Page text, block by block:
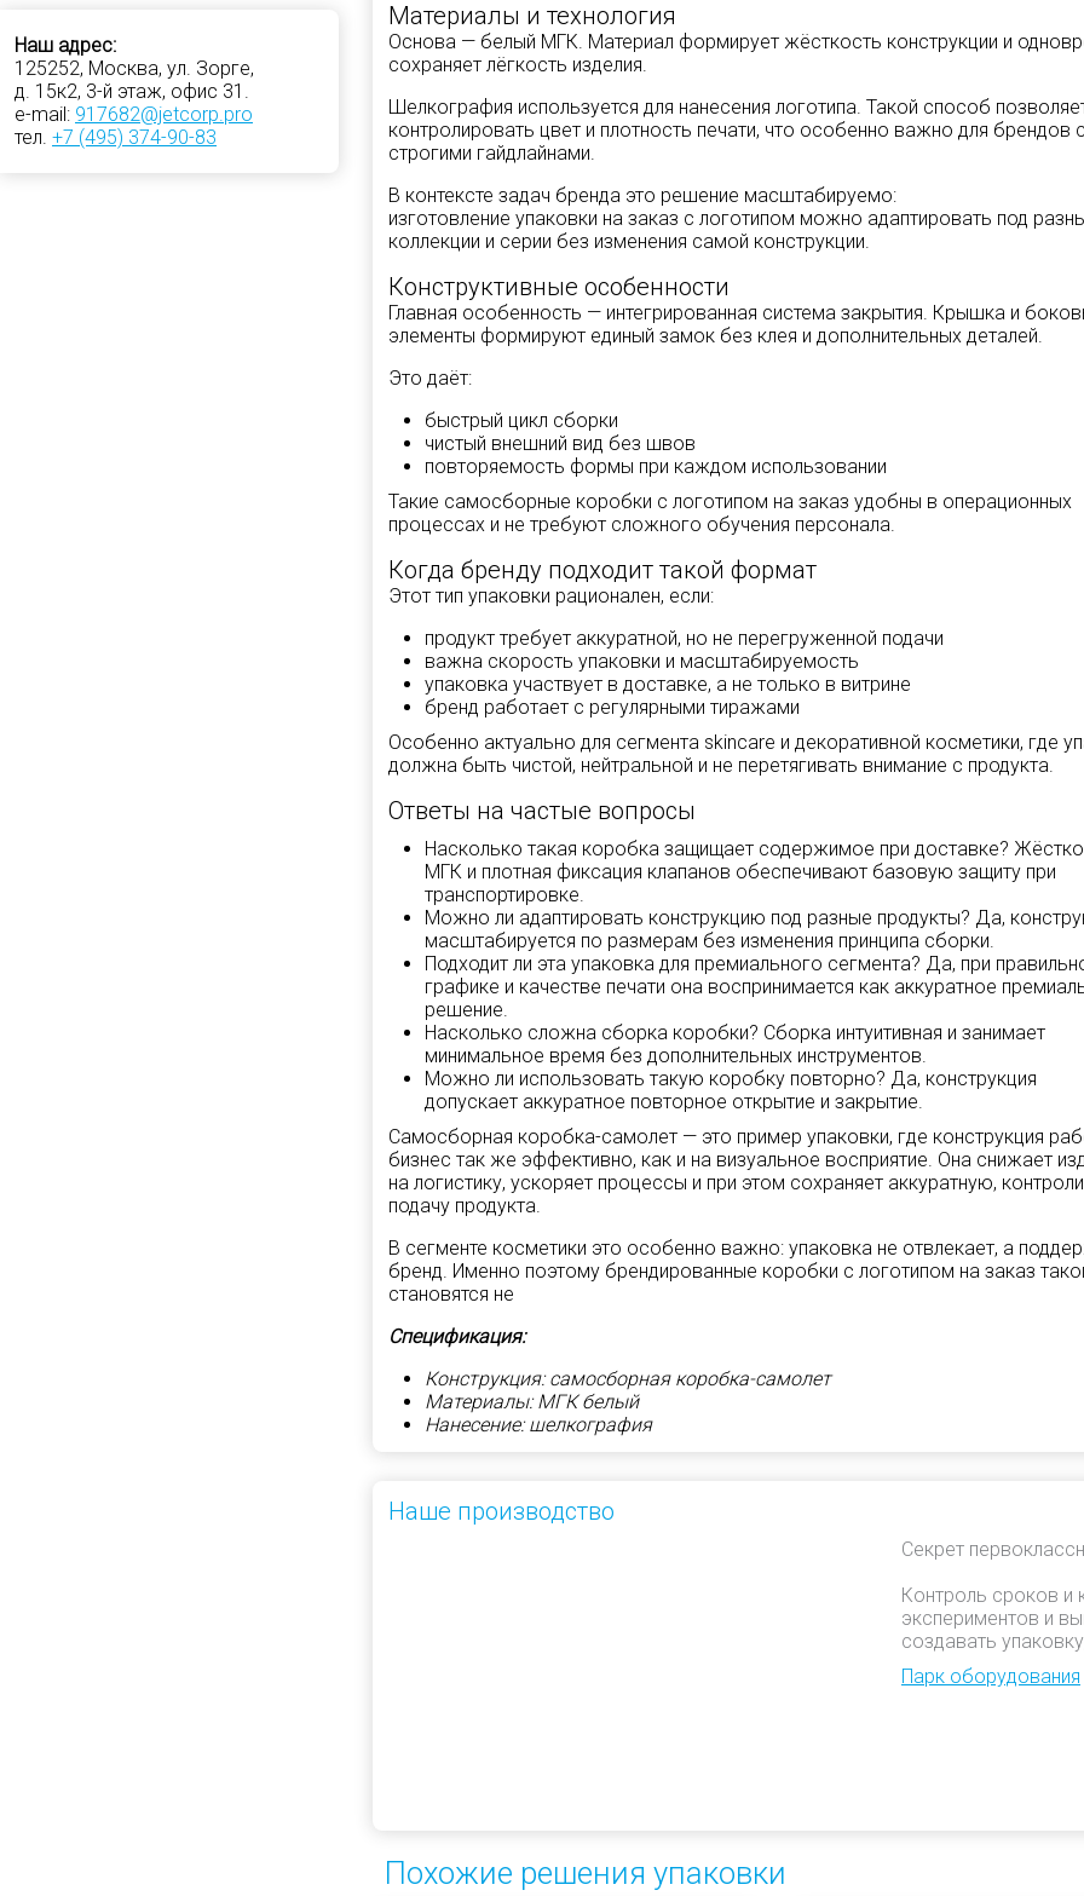
Наш адрес:
125252, Москва, ул. Зорге,
д. 15к2, 3-й этаж, офис 31.
e-mail: 917682@jetcorp.pro
тел. +7 (495) 374-90-83
Материалы и технология
Основа — белый МГК. Материал формирует жёсткость конструкции и
сохраняет лёгкость изделия.
Шелкография используется для нанесения логотипа. Такой способ
контролировать цвет и плотность печати, что особенно важно для брендов с
строгими гайдлайнами.
В контексте задач бренда это решение масштабируемо:
изготовление упаковки на заказ с логотипом можно адаптировать под
коллекции и серии без изменения самой конструкции.
Конструктивные особенности
Главная особенность — интегрированная система закрытия. Крышка и
элементы формируют единый замок без клея и дополнительных деталей.
Это даёт:
быстрый цикл сборки
чистый внешний вид без швов
повторяемость формы при каждом использовании
Такие самосборные коробки с логотипом на заказ удобны в операционных
процессах и не требуют сложного обучения персонала.
Когда бренду подходит такой формат
Этот тип упаковки рационален, если:
продукт требует аккуратной, но не перегруженной подачи
важна скорость упаковки и масштабируемость
упаковка участвует в доставке, а не только в витрине
бренд работает с регулярными тиражами
Особенно актуально для сегмента skincare и декоративной косметики, где
должна быть чистой, нейтральной и не перетягивать внимание с продукта.
Ответы на частые вопросы
Насколько такая коробка защищает содержимое при доставке?
МГК и плотная фиксация клапанов обеспечивают базовую защиту при
транспортировке.
Можно ли адаптировать конструкцию под разные продукты? Да,
масштабируется по размерам без изменения принципа сборки.
Подходит ли эта упаковка для премиального сегмента? Да, при
графике и качестве печати она воспринимается как аккуратное
решение.
Насколько сложна сборка коробки? Сборка интуитивная и занимает
минимальное время без дополнительных инструментов.
Можно ли использовать такую коробку повторно? Да, конструкция
допускает аккуратное повторное открытие и закрытие.
Самосборная коробка-самолет — это пример упаковки, где конструкция
бизнес так же эффективно, как и на визуальное восприятие. Она снижает
на логистику, ускоряет процессы и при этом сохраняет аккуратную,
подачу продукта.
В сегменте косметики это особенно важно: упаковка не отвлекает, а
бренд. Именно поэтому брендированные коробки с логотипом на заказ
становятся не
Спецификация:
Конструкция: самосборная коробка-самолет
Материалы: МГК белый
Нанесение: шелкография
Наше производство
Секрет
Контроль сроков и
экспериментов и
создавать
Парк оборудования
Похожие решения упаковки